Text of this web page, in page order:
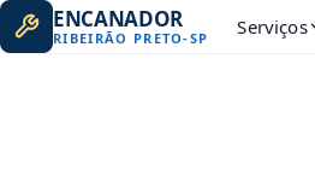
ENCANADOR
RIBEIRÃO PRETO-SP Serviços